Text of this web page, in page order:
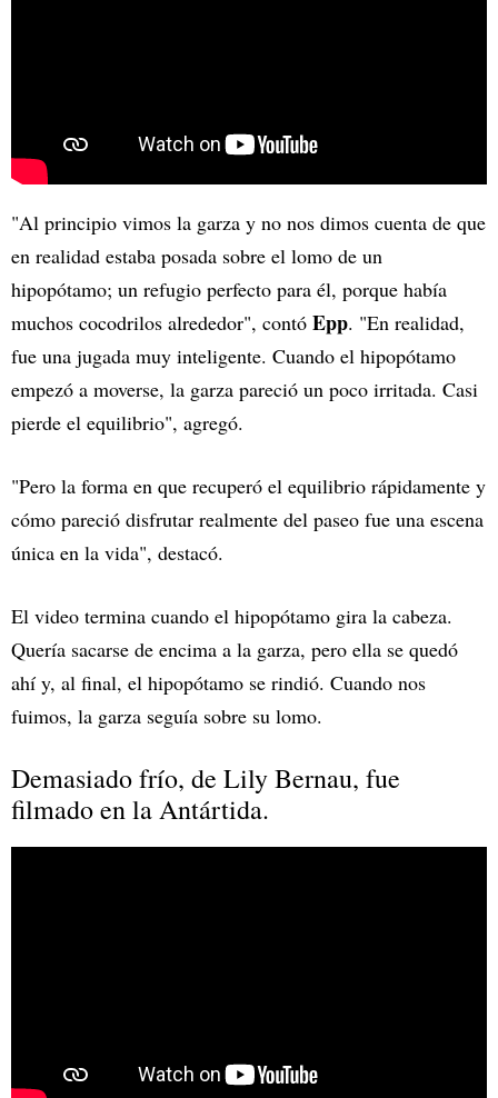
"Al principio vimos la garza y no nos dimos cuenta de que
en realidad estaba posada sobre el lomo de un
hipopótamo; un refugio perfecto para él, porque había
muchos cocodrilos alrededor", contó Epp. "En realidad,
fue una jugada muy inteligente. Cuando el hipopótamo
empezó a moverse, la garza pareció un poco irritada. Casi
pierde el equilibrio", agregó.
"Pero la forma en que recuperó el equilibrio rápidamente y
cómo pareció disfrutar realmente del paseo fue una escena
única en la vida", destacó.
El video termina cuando el hipopótamo gira la cabeza.
Quería sacarse de encima a la garza, pero ella se quedó
ahí y, al final, el hipopótamo se rindió. Cuando nos
fuimos, la garza seguía sobre su lomo.
Demasiado frío, de Lily Bernau, fue
filmado en la Antártida.